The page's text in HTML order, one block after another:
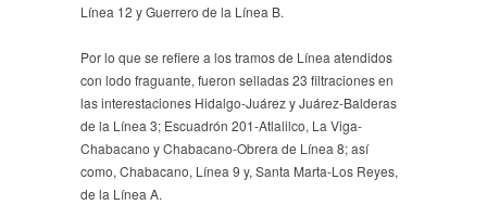
Línea 12 y Guerrero de la Línea B.
Por lo que se refiere a los tramos de Línea atendidos
con lodo fraguante, fueron selladas 23 filtraciones en
las interestaciones Hidalgo-Juárez y Juárez-Balderas
de la Línea 3; Escuadrón 201-Atlalilco, La Viga-
Chabacano y Chabacano-Obrera de Línea 8; así
como, Chabacano, Línea 9 y, Santa Marta-Los Reyes,
de la Línea A.